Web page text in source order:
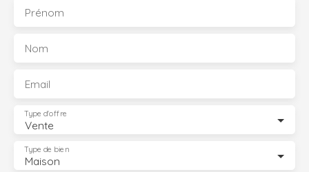
Prénom
Nom
Email
Vente
Type d'offre
Maison
Type de bien